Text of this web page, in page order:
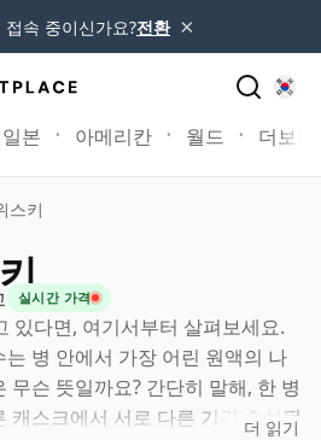
접속 중이신가요?전환 ×
일본 아메리칸 월드 더보기
스키
실시간 가격
있다면, 여기서부터 살펴보세요.
병 안에서 가장 어린 원액의 나
무슨 뜻일까요? 간단히 말해, 한 병
캐스크에서 서로 다른 기간 숙성된
더 읽기